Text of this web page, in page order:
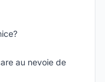
au nevoie de